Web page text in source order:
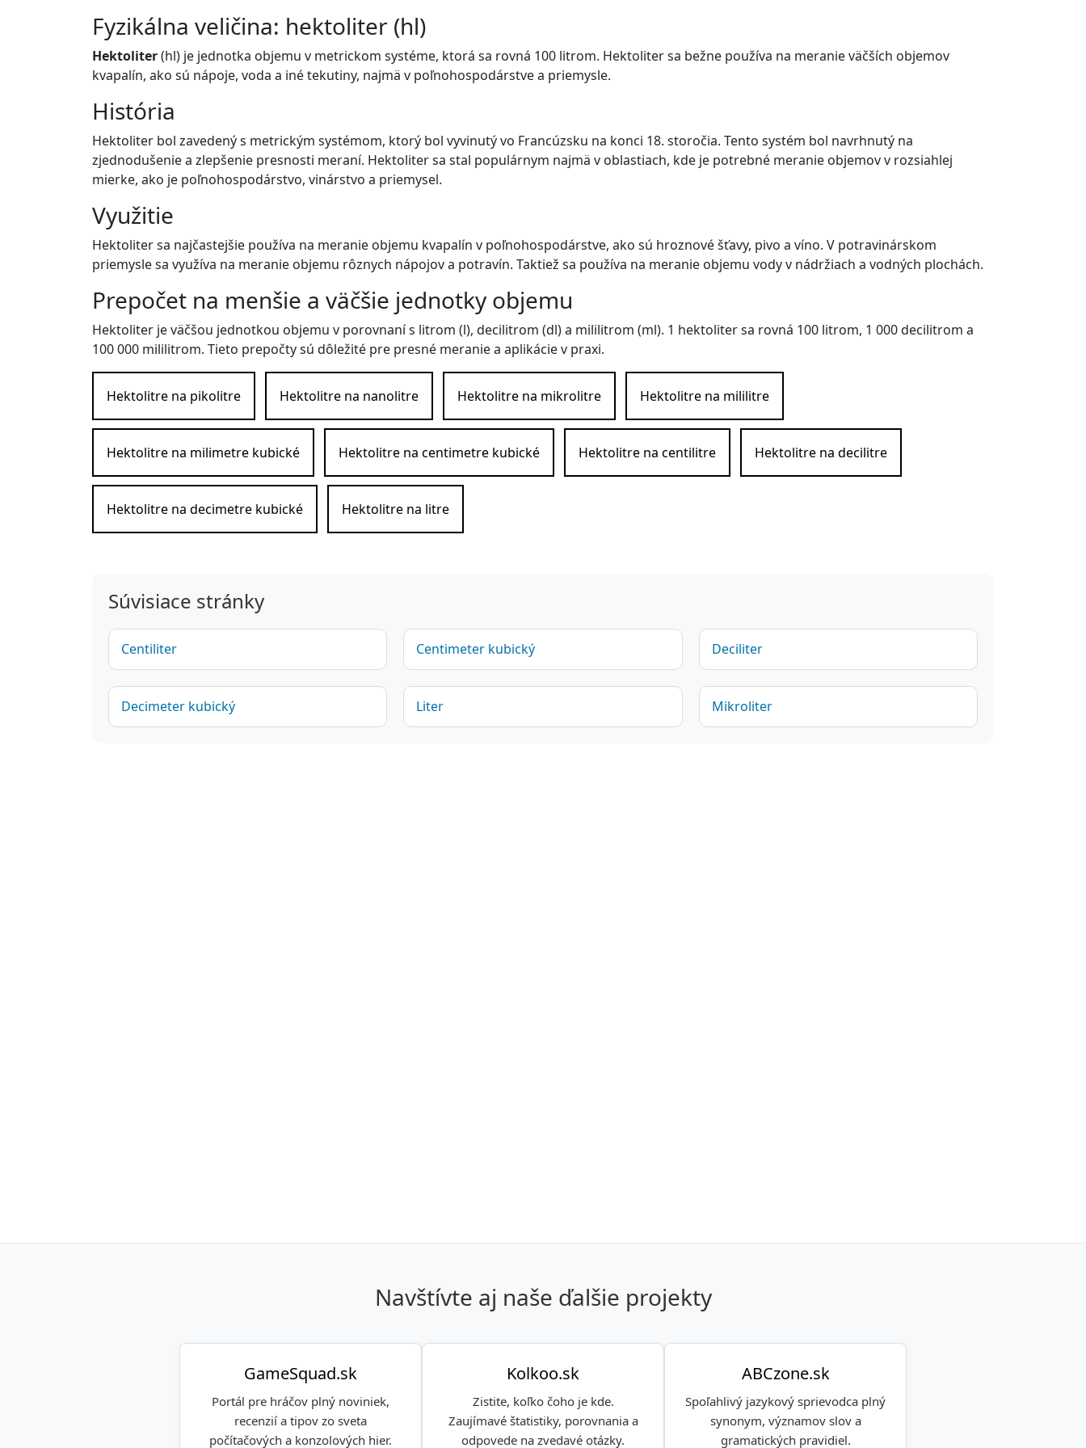
Fyzikálna veličina: hektoliter (hl)
Hektoliter(hl) je jednotka objemu v metrickom systéme, ktorá sa rovná 100 litrom. Hektoliter sa bežne používa na meranie väčších objemov
kvapalín, ako sú nápoje, voda a iné tekutiny, najmä v poľnohospodárstve a priemysle.
História
Hektoliter bol zavedený s metrickým systémom, ktorý bol vyvinutý vo Francúzsku na konci 18. storočia. Tento systém bol navrhnutý na
zjednodušenie a zlepšenie presnosti meraní. Hektoliter sa stal populárnym najmä v oblastiach, kde je potrebné meranie objemov v rozsiahlej
mierke, ako je poľnohospodárstvo, vinárstvo a priemysel.
Využitie
Hektoliter sa najčastejšie používa na meranie objemu kvapalín v poľnohospodárstve, ako sú hroznové šťavy, pivo a víno. V potravinárskom
priemysle sa využíva na meranie objemu rôznych nápojov a potravín. Taktiež sa používa na meranie objemu vody v nádržiach a vodných plochách.
Prepočet na menšie a väčšie jednotky objemu
Hektoliter je väčšou jednotkou objemu v porovnaní s litrom (l), decilitrom (dl) a mililitrom (ml). 1 hektoliter sa rovná 100 litrom, 1 000 decilitrom a
100 000 mililitrom. Tieto prepočty sú dôležité pre presné meranie a aplikácie v praxi.
Hektolitre na pikolitre Hektolitre na nanolitre Hektolitre na mikrolitre Hektolitre na mililitre
Hektolitre na milimetre kubické Hektolitre na centimetre kubické Hektolitre na centilitre Hektolitre na decilitre
Hektolitre na decimetre kubické Hektolitre na litre
Súvisiace stránky
Centiliter Centimeter kubický Deciliter
Decimeter kubický Liter Mikroliter
Navštívte aj naše ďalšie projekty
GameSquad.sk
Portál pre hráčov plný noviniek,
recenzií a tipov zo sveta
počítačových a konzolových hier.
Kolkoo.sk
Zistite, koľko čoho je kde.
Zaujímavé štatistiky, porovnania a
odpovede na zvedavé otázky.
ABCzone.sk
Spoľahlivý jazykový sprievodca plný
synonym, významov slov a
gramatických pravidiel.